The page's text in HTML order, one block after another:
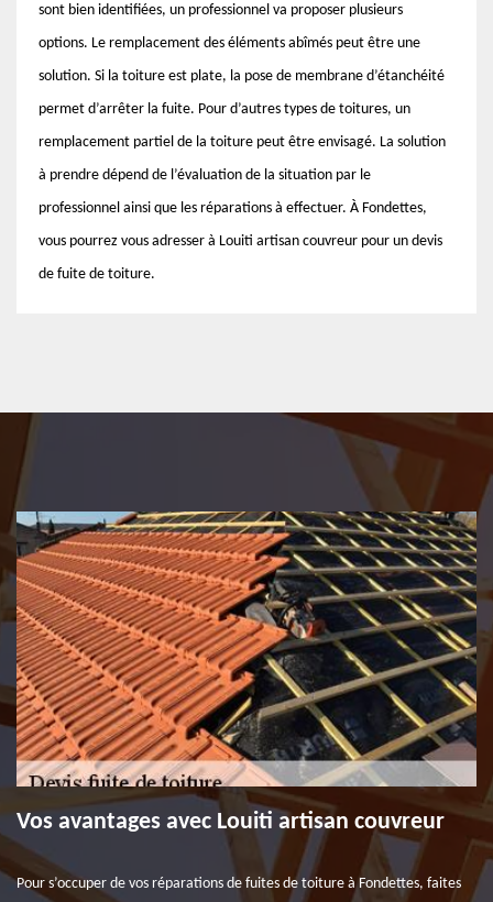
sont bien identifiées, un professionnel va proposer plusieurs
options. Le remplacement des éléments abîmés peut être une
solution. Si la toiture est plate, la pose de membrane d’étanchéité
permet d’arrêter la fuite. Pour d’autres types de toitures, un
remplacement partiel de la toiture peut être envisagé. La solution
à prendre dépend de l’évaluation de la situation par le
professionnel ainsi que les réparations à effectuer. À Fondettes,
vous pourrez vous adresser à Louiti artisan couvreur pour un devis
de fuite de toiture.
Vos avantages avec Louiti artisan couvreur
Pour s’occuper de vos réparations de fuites de toiture à Fondettes, faites